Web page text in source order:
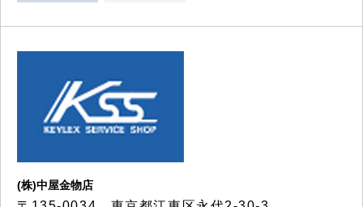
(株)中屋金物店